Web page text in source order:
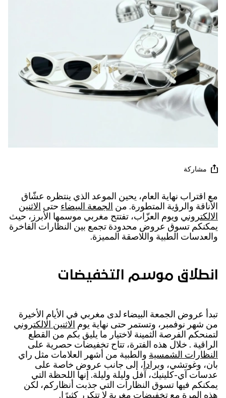
مشاركة
مع اقتراب نهاية العام، يحين الموعد الذي ينتظره عشّاق
الأناقة والرؤية المتطورة. من الجمعة البيضاء حتى الاثنين
الالكتروني ويوم العزّاب، تفتتح مغربي موسمها الأبرز، حيث
يمكنكم تسوق عروض محدودة تجمع بين النظارات الفاخرة
والعدسات الطبية واللاصقة المميزة.
انطلاق موسم التخفيضات
تبدأ عروض الجمعة البيضاء لدى مغربي في الأيام الأخيرة
من شهر نوفمبر، وتستمر حتى نهاية يوم الاثنين الالكتروني
لتمنحكم الفرصة الثمينة لاختيار ما يليق بكم من القطع
الراقية . خلال هذه الفترة، تتاح تخفيضات حصرية على
النظارات الشمسية والطبية من أشهر العلامات مثل راي
بان، وغوتشي، وبرادا، إلى جانب عروض خاصة على
عدسات آي-كلينيك، آفل وليلة وليلة. إنها اللحظة التي
يمكنكم فيها تسوق النظارات التي جذبت أنظاركم، لكن
هذه المرة مع تخفيضات مغرية لا تتكرر كثيرًا.